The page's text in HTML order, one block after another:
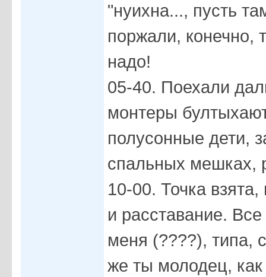
"нуихна..., пусть
поржали, конечно,
надо!
05-40. Поехали
монтеры
полусонные дети,
спальных мешках,
10-00. Точка
и расставание.
меня (????), типа,
же ты молодец,